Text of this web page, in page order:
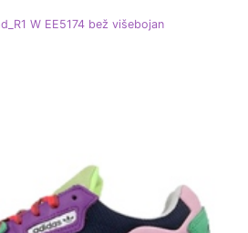
W EE5174 bež višebojan